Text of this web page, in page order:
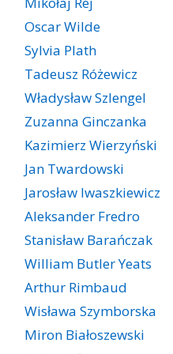
Oscar Wilde
Sylvia Plath
Tadeusz Różewicz
Władysław Szlengel
Zuzanna Ginczanka
Kazimierz Wierzyński
Jan Twardowski
Jarosław Iwaszkiewicz
Aleksander Fredro
Stanisław Barańczak
William Butler Yeats
Arthur Rimbaud
Wisława Szymborska
Miron Białoszewski